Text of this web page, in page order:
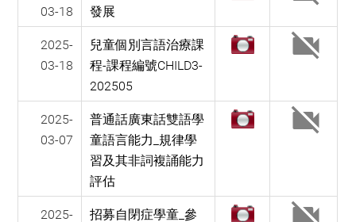
03-18
發展
2025-
03-18
兒童個別言語治療課
程-課程編號CHILD3-
202505
2025-
03-07
普通話廣東話雙語學
童語言能力_規律學
習及其非詞複誦能力
評估
2025-
招募自閉症學童_參